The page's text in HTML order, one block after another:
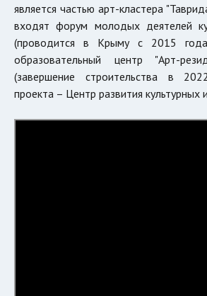
является частью арт-кластера
входят форум молодых деятелей
(проводится в Крыму с 2015
образовательный центр "Арт-
(завершение строительства в
проекта – Центр развития культурных